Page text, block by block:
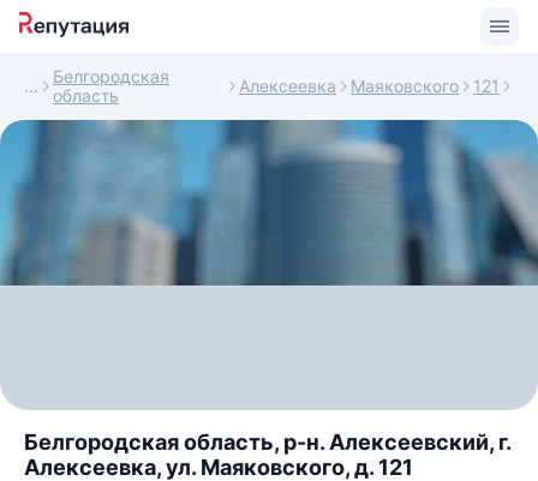
Белгородская
область
Алексеевка Маяковского 121
Белгородская область, р-н. Алексеевский, г.
Алексеевка, ул. Маяковского, д. 121